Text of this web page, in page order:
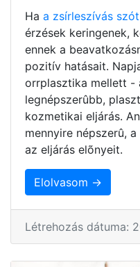
Ha a zsírleszívás
érzések keringenek,
ennek a
pozitív hatásait.
orrplasztika mellett -
legnépszerûbb,
kozmetikai eljárás.
mennyire népszerû, a
az eljárás elõnyeit.
Elolvasom →
Létrehozás dátuma: